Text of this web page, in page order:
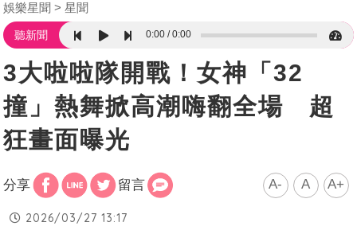
娛樂星聞 星聞
聽新聞 0:00 0:00
3大啦啦隊開戰！女神「32
撞」熱舞掀高潮嗨翻全場 超
狂畫面曝光
分享 留言 A- A A+
2026/03/27 13:17